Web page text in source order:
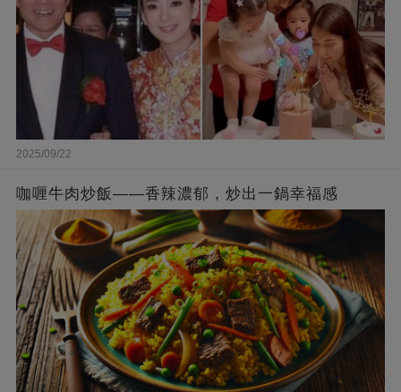
2025/09/22
咖喱牛肉炒飯——香辣濃郁，炒出一鍋幸福感